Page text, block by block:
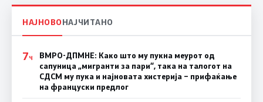
НАЈНОВОНАЈЧИТАНО
7Ч
ВМРО-ДПМНЕ: Како што му пукна меурот од
сапуница „мигранти за пари“, така на талогот на
СДСМ му пука и најновата хистерија – прифаќање
на француски предлог